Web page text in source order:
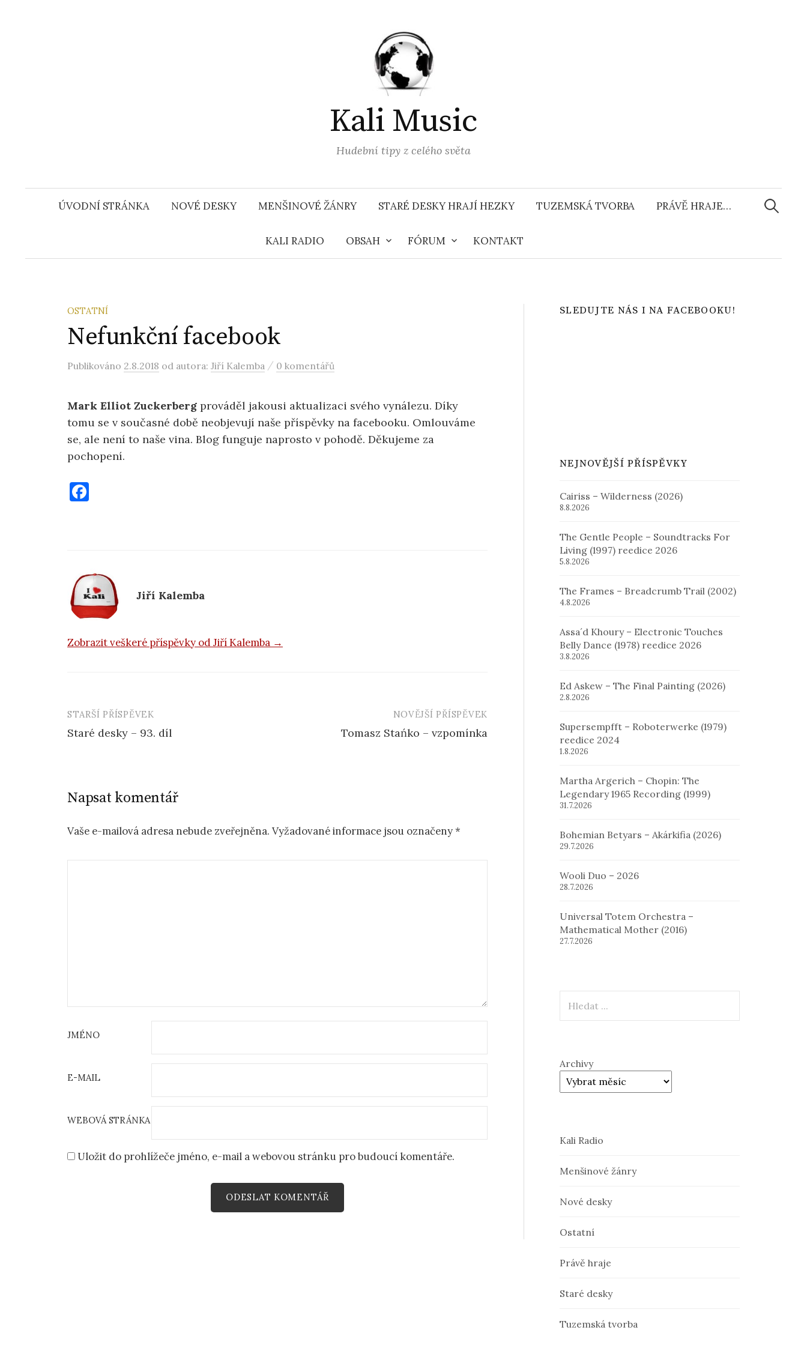
Kali Music
Hudební tipy z celého světa
ÚVODNÍ STRÁNKA NOVÉ DESKY MENŠINOVÉ ŽÁNRY STARÉ DESKY HRAJÍ HEZKY TUZEMSKÁ TVORBA PRÁVĚ HRAJE…
KALI RADIO OBSAH FÓRUM KONTAKT
OSTATNÍ
Nefunkční facebook
Publikováno 2.8.2018 od autora: Jiří Kalemba / 0 komentářů
Mark Elliot Zuckerberg prováděl jakousi aktualizaci svého vynálezu. Díky
tomu se v současné době neobjevují naše příspěvky na facebooku. Omlouváme
se, ale není to naše vina. Blog funguje naprosto v pohodě. Děkujeme za
pochopení.
b
o
o
k
Jiří Kalemba
Zobrazit veškeré příspěvky od Jiří Kalemba →
Navigace
příspěvku
STARŠÍ PŘÍSPĚVEK
Staré desky – 93. díl
NOVĚJŠÍ PŘÍSPĚVEK
Tomasz Stańko – vzpomínka
Napsat komentář
Vaše e-mailová adresa nebude zveřejněna. Vyžadované informace jsou označeny*
JMÉNO
E-MAIL
WEBOVÁ STRÁNKA
Uložit do prohlížeče jméno, e-mail a webovou stránku pro budoucí komentáře.
SLEDUJTE NÁS I NA FACEBOOKU!
NEJNOVĚJŠÍ PŘÍSPĚVKY
Cairiss – Wilderness (2026)
8.8.2026
The Gentle People – Soundtracks For
Living (1997) reedice 2026
5.8.2026
The Frames – Breadcrumb Trail (2002)
4.8.2026
Assa´d Khoury – Electronic Touches
Belly Dance (1978) reedice 2026
3.8.2026
Ed Askew – The Final Painting (2026)
2.8.2026
Supersempfft – Roboterwerke (1979)
reedice 2024
1.8.2026
Martha Argerich – Chopin: The
Legendary 1965 Recording (1999)
31.7.2026
Bohemian Betyars – Akárkifia (2026)
29.7.2026
Wooli Duo – 2026
28.7.2026
Universal Totem Orchestra –
Mathematical Mother (2016)
27.7.2026
Archivy
Kali Radio
Menšinové žánry
Nové desky
Ostatní
Právě hraje
Staré desky
Tuzemská tvorba